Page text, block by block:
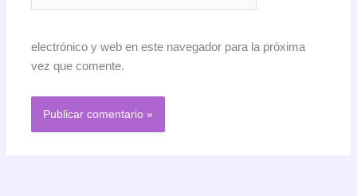
electrónico y web en este navegador para la próxima
vez que comente.